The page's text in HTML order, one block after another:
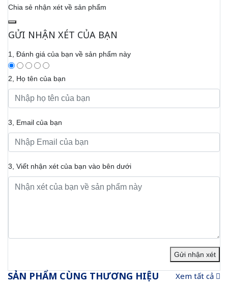
Chia sẻ nhận xét về sản phẩm
GỬI NHẬN XÉT CỦA BẠN
1, Đánh giá của bạn về sản phẩm này
2, Họ tên của bạn
3, Email của bạn
3, Viết nhận xét của bạn vào bên dưới
Gửi nhận xét
SẢN PHẨM CÙNG THƯƠNG HIỆU Xem tất cả